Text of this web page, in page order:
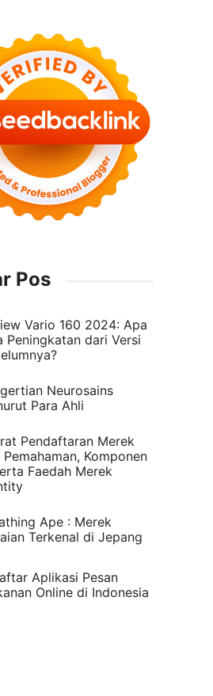
Pos
Vario 160 2024: Apa
Peningkatan dari Versi
Neurosains
Para Ahli
Pendaftaran Merek
Pemahaman, Komponen
Faedah Merek
Ape : Merek
Terkenal di Jepang
Aplikasi Pesan
Online di Indonesia